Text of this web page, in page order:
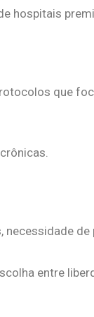
hospitais
que
entre